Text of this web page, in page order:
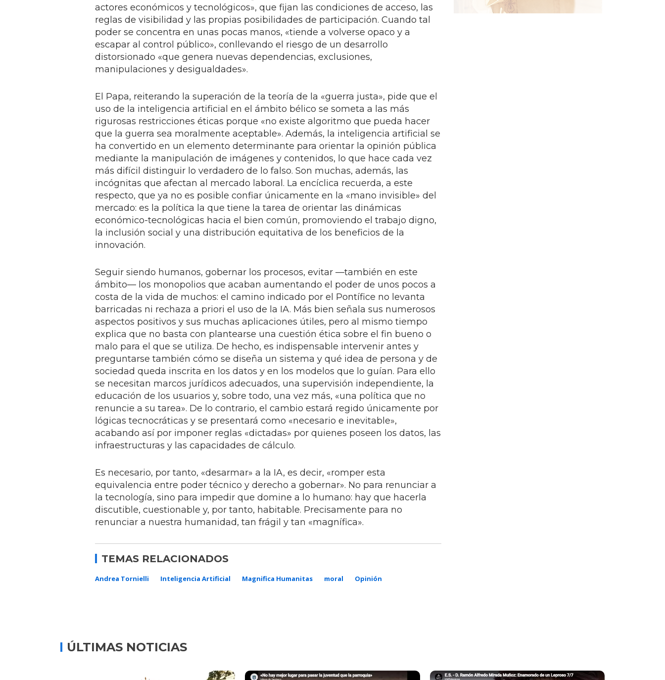
actores económicos y tecnológicos», que fijan las condiciones de acceso, las
reglas de visibilidad y las propias posibilidades de participación. Cuando tal
poder se concentra en unas pocas manos, «tiende a volverse opaco y a
escapar al control público», conllevando el riesgo de un desarrollo
distorsionado «que genera nuevas dependencias, exclusiones,
manipulaciones y desigualdades».
El Papa, reiterando la superación de la teoría de la «guerra justa», pide que el
uso de la inteligencia artificial en el ámbito bélico se someta a las más
rigurosas restricciones éticas porque «no existe algoritmo que pueda hacer
que la guerra sea moralmente aceptable». Además, la inteligencia artificial se
ha convertido en un elemento determinante para orientar la opinión pública
mediante la manipulación de imágenes y contenidos, lo que hace cada vez
más difícil distinguir lo verdadero de lo falso. Son muchas, además, las
incógnitas que afectan al mercado laboral. La encíclica recuerda, a este
respecto, que ya no es posible confiar únicamente en la «mano invisible» del
mercado: es la política la que tiene la tarea de orientar las dinámicas
económico-tecnológicas hacia el bien común, promoviendo el trabajo digno,
la inclusión social y una distribución equitativa de los beneficios de la
innovación.
Seguir siendo humanos, gobernar los procesos, evitar —también en este
ámbito— los monopolios que acaban aumentando el poder de unos pocos a
costa de la vida de muchos: el camino indicado por el Pontífice no levanta
barricadas ni rechaza a priori el uso de la IA. Más bien señala sus numerosos
aspectos positivos y sus muchas aplicaciones útiles, pero al mismo tiempo
explica que no basta con plantearse una cuestión ética sobre el fin bueno o
malo para el que se utiliza. De hecho, es indispensable intervenir antes y
preguntarse también cómo se diseña un sistema y qué idea de persona y de
sociedad queda inscrita en los datos y en los modelos que lo guían. Para ello
se necesitan marcos jurídicos adecuados, una supervisión independiente, la
educación de los usuarios y, sobre todo, una vez más, «una política que no
renuncie a su tarea». De lo contrario, el cambio estará regido únicamente por
lógicas tecnocráticas y se presentará como «necesario e inevitable»,
acabando así por imponer reglas «dictadas» por quienes poseen los datos, las
infraestructuras y las capacidades de cálculo.
Es necesario, por tanto, «desarmar» a la IA, es decir, «romper esta
equivalencia entre poder técnico y derecho a gobernar». No para renunciar a
la tecnología, sino para impedir que domine a lo humano: hay que hacerla
discutible, cuestionable y, por tanto, habitable. Precisamente para no
renunciar a nuestra humanidad, tan frágil y tan «magnífica».
TEMAS RELACIONADOS
Andrea Tornielli Inteligencia Artificial Magnifica Humanitas moral Opinión
ÚLTIMAS NOTICIAS